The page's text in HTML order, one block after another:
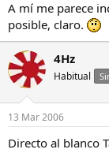
A mí me parece
posible, claro.
4Hz
Habitual
13 Mar 2006
Directo al blanco